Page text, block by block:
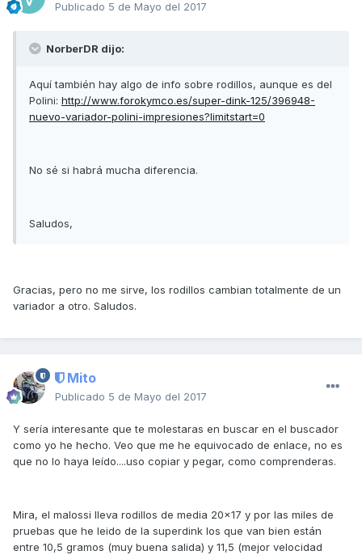
Publicado 5 de Mayo del 2017
NorberDR dijo:
Aquí también hay algo de info sobre rodillos, aunque es del
Polini: http://www.forokymco.es/super-dink-125/396948-
nuevo-variador-polini-impresiones?limitstart=0
No sé si habrá mucha diferencia.
Saludos,
Gracias, pero no me sirve, los rodillos cambian totalmente de un
variador a otro. Saludos.
Mito
Publicado 5 de Mayo del 2017
Y sería interesante que te molestaras en buscar en el buscador
como yo he hecho. Veo que me he equivocado de enlace, no es
que no lo haya leído....uso copiar y pegar, como comprenderas.
Mira, el malossi lleva rodillos de media 20x17 y por las miles de
pruebas que he leido de la superdink los que van bien están
entre 10,5 gramos (muy buena salida) y 11,5 (mejor velocidad